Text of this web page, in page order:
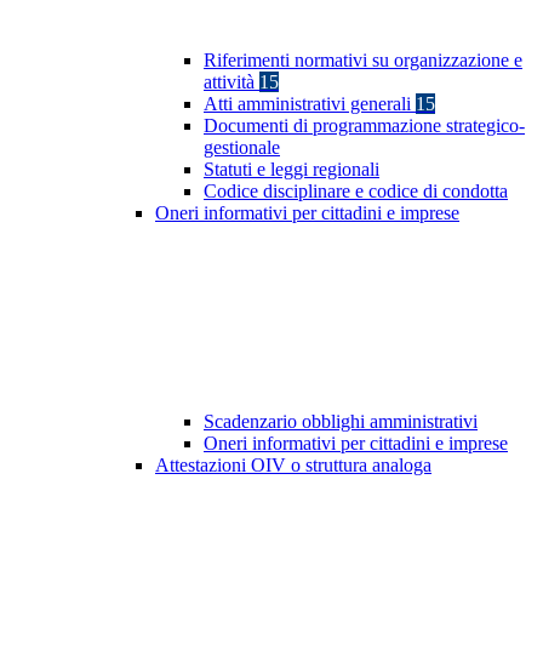
Riferimenti normativi su organizzazione e
attività 15
Atti amministrativi generali 15
Documenti di programmazione strategico-
gestionale
Statuti e leggi regionali
Codice disciplinare e codice di condotta
Oneri informativi per cittadini e imprese
Scadenzario obblighi amministrativi
Oneri informativi per cittadini e imprese
Attestazioni OIV o struttura analoga